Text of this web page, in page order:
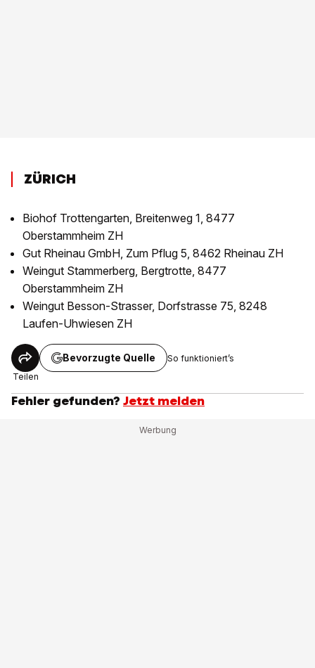
ZÜRICH
Biohof Trottengarten, Breitenweg 1, 8477
Oberstammheim ZH
Gut Rheinau GmbH, Zum Pflug 5, 8462 Rheinau ZH
Weingut Stammerberg, Bergtrotte, 8477
Oberstammheim ZH
Weingut Besson-Strasser, Dorfstrasse 75, 8248
Laufen-Uhwiesen ZH
Teilen
Bevorzugte Quelle So funktioniert’s
Fehler gefunden? Jetzt melden